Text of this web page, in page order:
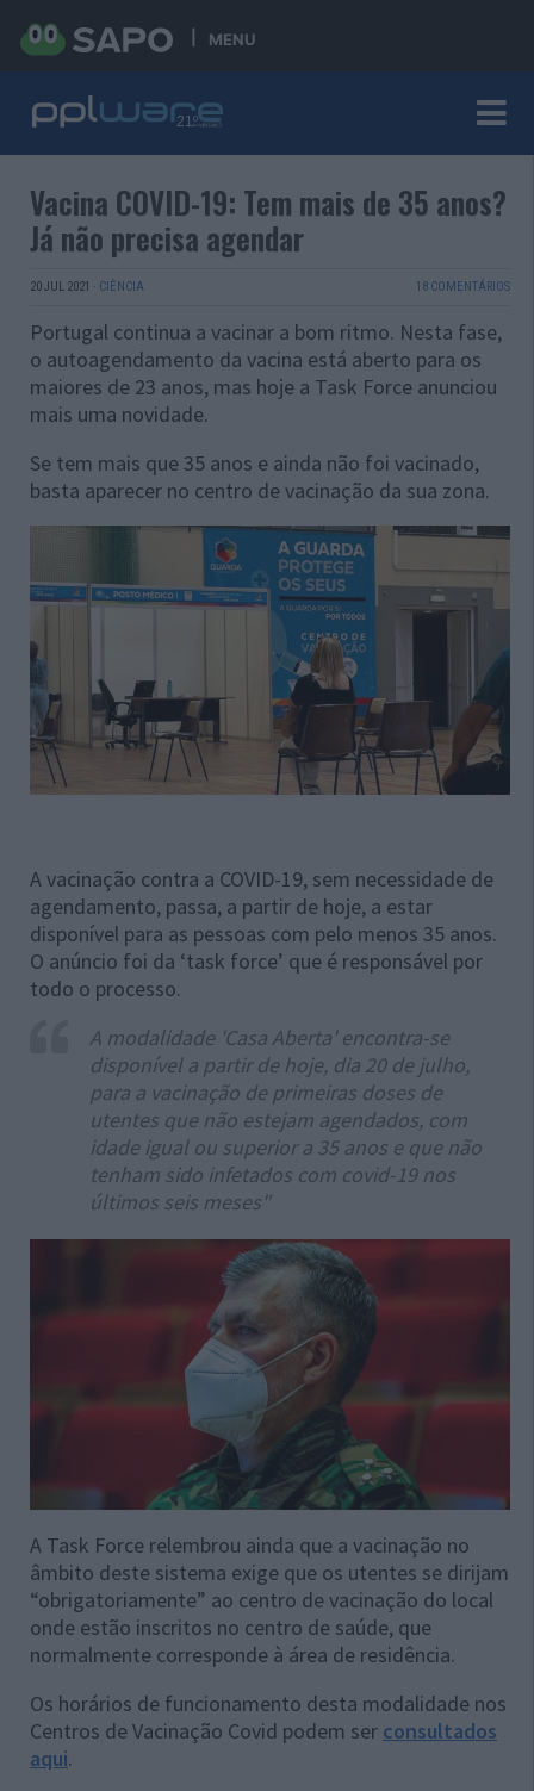
MENU
Vacina COVID-19: Tem mais de 35 anos?
Já não precisa agendar
20 JUL 2021 · CIÊNCIA 18 COMENTÁRIOS
Portugal continua a vacinar a bom ritmo. Nesta fase,
o autoagendamento da vacina está aberto para os
maiores de 23 anos, mas hoje a Task Force anunciou
mais uma novidade.
Se tem mais que 35 anos e ainda não foi vacinado,
basta aparecer no centro de vacinação da sua zona.
A vacinação contra a COVID-19, sem necessidade de
agendamento, passa, a partir de hoje, a estar
disponível para as pessoas com pelo menos 35 anos.
O anúncio foi da ‘task force’ que é responsável por
todo o processo.
A modalidade 'Casa Aberta' encontra-se
disponível a partir de hoje, dia 20 de julho,
para a vacinação de primeiras doses de
utentes que não estejam agendados, com
idade igual ou superior a 35 anos e que não
tenham sido infetados com covid-19 nos
últimos seis meses"
A Task Force relembrou ainda que a vacinação no
âmbito deste sistema exige que os utentes se dirijam
“obrigatoriamente” ao centro de vacinação do local
onde estão inscritos no centro de saúde, que
normalmente corresponde à área de residência.
Os horários de funcionamento desta modalidade nos
Centros de Vacinação Covid podem ser consultados
aqui.